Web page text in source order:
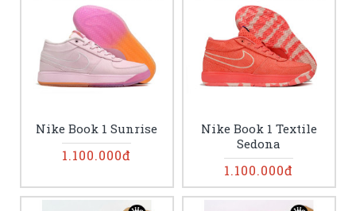
Nike Book 1 Sunrise
1.100.000đ
Nike Book 1 Textile
Sedona
1.100.000đ